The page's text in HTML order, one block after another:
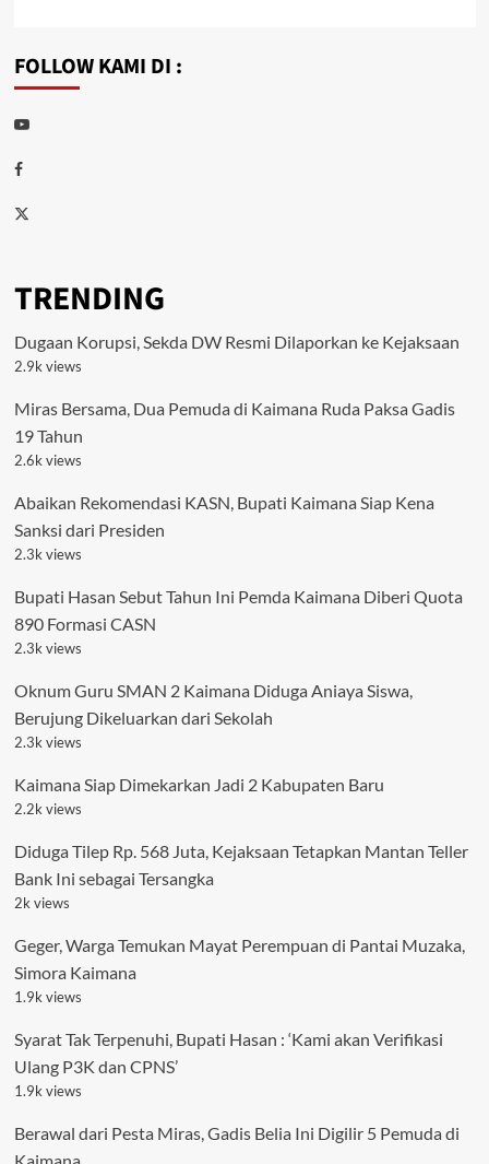
FOLLOW KAMI DI :
Youtube
Facebook
Twitter
TRENDING
Dugaan Korupsi, Sekda DW Resmi Dilaporkan ke Kejaksaan
2.9k views
Miras Bersama, Dua Pemuda di Kaimana Ruda Paksa Gadis
19 Tahun
2.6k views
Abaikan Rekomendasi KASN, Bupati Kaimana Siap Kena
Sanksi dari Presiden
2.3k views
Bupati Hasan Sebut Tahun Ini Pemda Kaimana Diberi Quota
890 Formasi CASN
2.3k views
Oknum Guru SMAN 2 Kaimana Diduga Aniaya Siswa,
Berujung Dikeluarkan dari Sekolah
2.3k views
Kaimana Siap Dimekarkan Jadi 2 Kabupaten Baru
2.2k views
Diduga Tilep Rp. 568 Juta, Kejaksaan Tetapkan Mantan Teller
Bank Ini sebagai Tersangka
2k views
Geger, Warga Temukan Mayat Perempuan di Pantai Muzaka,
Simora Kaimana
1.9k views
Syarat Tak Terpenuhi, Bupati Hasan : ‘Kami akan Verifikasi
Ulang P3K dan CPNS’
1.9k views
Berawal dari Pesta Miras, Gadis Belia Ini Digilir 5 Pemuda di
Kaimana